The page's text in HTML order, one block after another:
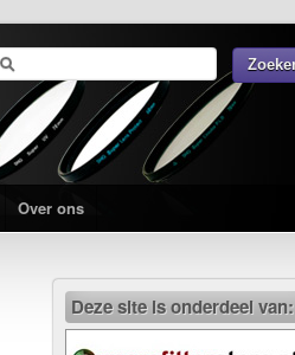
Over ons
Deze site is onderdeel van: